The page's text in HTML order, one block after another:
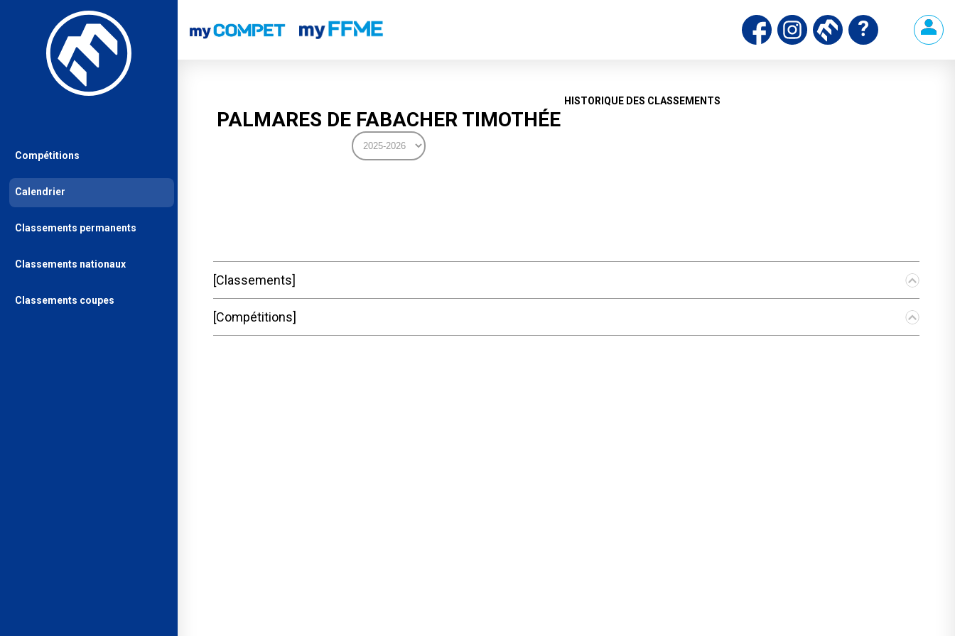
PALMARES DE FABACHER TIMOTHÉE
HISTORIQUE DES CLASSEMENTS
Classements
Compétitions
Compétitions
Calendrier
Classements permanents
Classements nationaux
Classements coupes